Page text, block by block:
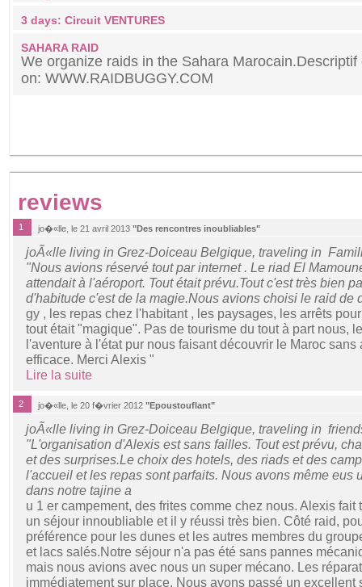
3 days: Circuit VENTURES
SAHARA RAID
We organize raids in the Sahara
on: WWW.RAIDBUGGY.COM
reviews
1 jo�«lle, le 21 avril 2013 "Des rencontres inoubliables"
joÃ«lle living in Grez-Doiceau Belgique, traveling in
"Nous avions réservé tout par internet . Le riad El
attendait à l'aéroport. Tout était prévu.Tout c'est très bien
d'habitude c'est de la magie.Nous avions choisi le raid de
gy , les repas chez l'habitant , les paysages, les arrêts
tout était "magique". Pas de tourisme du tout à part nous,
l'aventure à l'état pur nous faisant découvrir le Maroc sans
efficace. Merci Alexis "
Lire la suite
2 jo�«lle, le 20 f�vrier 2012 "Epoustouflant"
joÃ«lle living in Grez-Doiceau Belgique, traveling in
"L'organisation d'Alexis est sans failles. Tout est prévu,
et des surprises.Le choix des hotels, des riads et des
l'accueil et les repas sont parfaits. Nous avons même eus
dans notre tajine a
u 1 er campement, des frites comme chez nous. Alexis fait
un séjour innoubliable et il y réussi très bien. Côté raid,
préférence pour les dunes et les autres membres du
et lacs salés.Notre séjour n'a pas été sans pannes
mais nous avions avec nous un super mécano. Les
immédiatement sur place. Nous avons passé un excellent